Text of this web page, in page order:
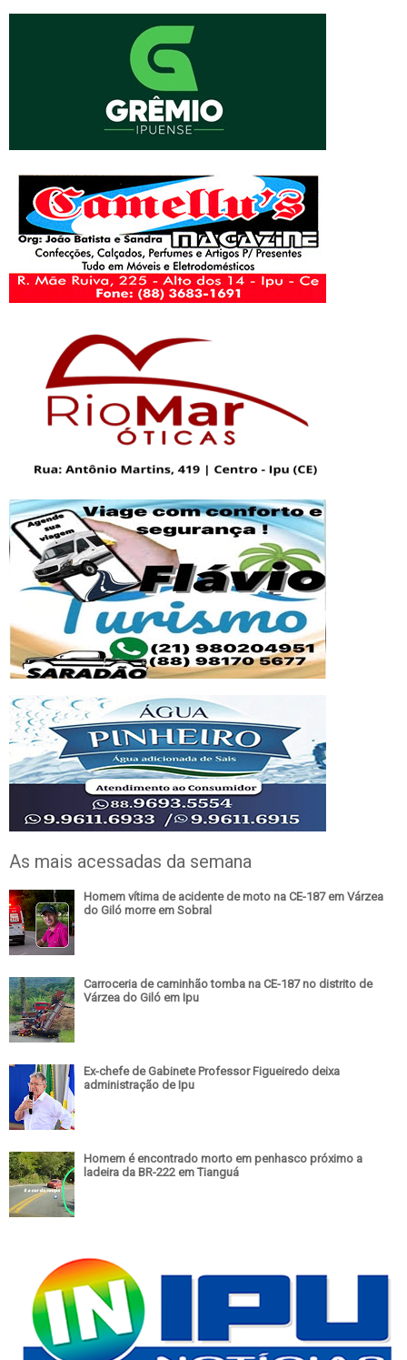
As mais acessadas da semana
Homem vítima de acidente de moto na CE-187 em Várzea
do Giló morre em Sobral
Carroceria de caminhão tomba na CE-187 no distrito de
Várzea do Giló em Ipu
Ex-chefe de Gabinete Professor Figueiredo deixa
administração de Ipu
Homem é encontrado morto em penhasco próximo a
ladeira da BR-222 em Tianguá